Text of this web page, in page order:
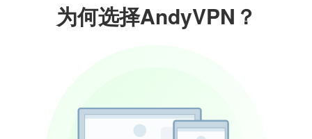
为何选择AndyVPN？